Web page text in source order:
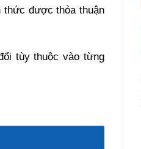
thức được thỏa thuận
tùy thuộc vào từng